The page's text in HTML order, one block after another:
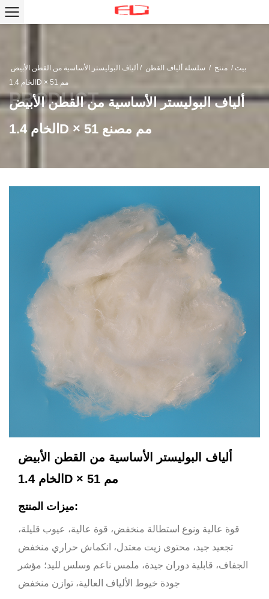
بيت / منتج / سلسلة ألياف القطن / ألياف البوليستر الأساسية من القطن الأبيض
الخام 1.4D × 51 مم
ألياف البوليستر الأساسية من القطن الأبيض
الخام 1.4D × 51 مم مصنع
ألياف البوليستر الأساسية من القطن الأبيض
الخام 1.4D × 51 مم
ميزات المنتج:
قوة عالية ونوع استطالة منخفض، قوة عالية، عيوب قليلة،
تجعيد جيد، محتوى زيت معتدل، انكماش حراري منخفض
الجفاف، قابلية دوران جيدة، ملمس ناعم وسلس لليد؛ مؤشر
جودة خيوط الألياف العالية، توازن منخفض